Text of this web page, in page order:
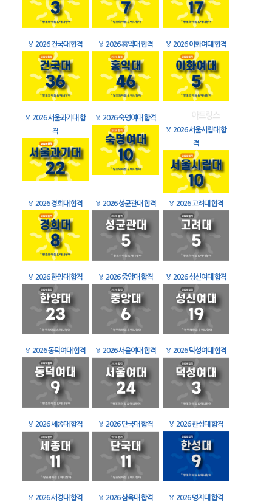
🏅 2026 건국대 합격 🏅 2026 홍익대 합격 🏅 2026 이화여대 합격
🏅 2026 서울과기대 합
격
🏅 2026 숙명여대 합격
🏅 2026 서울시립대 합
격
🏅 2026 경희대 합격 🏅 2026 성균관대 합격 🏅 2026 고려대 합격
🏅 2026 한양대 합격 🏅 2026 중앙대 합격 🏅 2026 성신여대 합격
🏅 2026 동덕여대 합격 🏅 2026 서울여대 합격 🏅 2026 덕성여대 합격
🏅 2026 세종대 합격 🏅 2026 단국대 합격 🏅 2026 한성대 합격
🏅 2026 서경대 합격 🏅 2026 삼육대 합격 🏅 2026 명지대 합격